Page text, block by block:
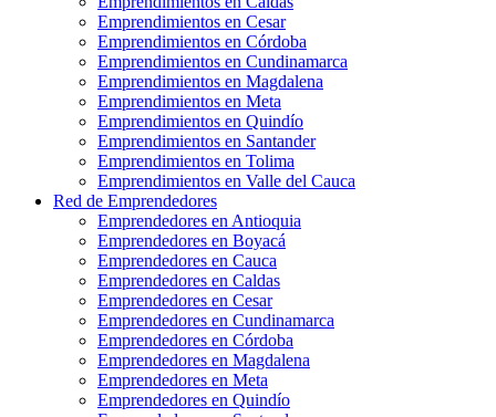
Emprendimientos en Cesar
Emprendimientos en Córdoba
Emprendimientos en Cundinamarca
Emprendimientos en Magdalena
Emprendimientos en Meta
Emprendimientos en Quindío
Emprendimientos en Santander
Emprendimientos en Tolima
Emprendimientos en Valle del Cauca
Red de Emprendedores
Emprendedores en Antioquia
Emprendedores en Boyacá
Emprendedores en Cauca
Emprendedores en Caldas
Emprendedores en Cesar
Emprendedores en Cundinamarca
Emprendedores en Córdoba
Emprendedores en Magdalena
Emprendedores en Meta
Emprendedores en Quindío